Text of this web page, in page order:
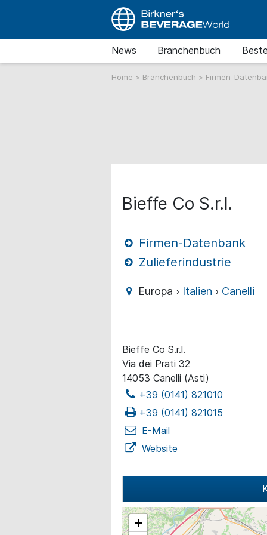
News Branchenbuch
Home > Branchenbuch > Firmen-
Bieffe Co S.r.l.
Firmen-Datenbank
Zulieferindustrie
Europa › Italien › Canelli
Bieffe Co S.r.l.
Via dei Prati 32
14053 Canelli (Asti)
+39 (0141) 821010
+39 (0141) 821015
E-Mail
Website
+